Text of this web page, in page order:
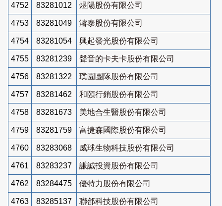
4752 83281012 煜陽股份有限公司
4753 83281049 濬泰股份有限公司
4754 83281054 興起發光股份有限公司
4755 83281239 聲音的卡夫卡股份有限公司
4756 83281322 璞園團隊股份有限公司
4757 83281462 和頤行銷股份有限公司
4758 83281673 美地合生醫股份有限公司
4759 83281759 富捷森國際股份有限公司
4760 83283068 威球生物科技股份有限公司
4761 83283237 謙誠投資股份有限公司
4762 83284475 優特力股份有限公司
4763 83285137 聯郃科技股份有限公司